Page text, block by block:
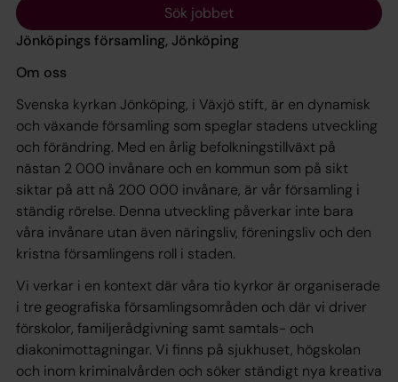
Sök jobbet
Jönköpings församling, Jönköping
Om oss
Svenska kyrkan Jönköping, i Växjö stift, är en dynamisk
och växande församling som speglar stadens utveckling
och förändring. Med en årlig befolkningstillväxt på
nästan 2 000 invånare och en kommun som på sikt
siktar på att nå 200 000 invånare, är vår församling i
ständig rörelse. Denna utveckling påverkar inte bara
våra invånare utan även näringsliv, föreningsliv och den
kristna församlingens roll i staden.
Vi verkar i en kontext där våra tio kyrkor är organiserade
i tre geografiska församlingsområden och där vi driver
förskolor, familjerådgivning samt samtals- och
diakonimottagningar. Vi finns på sjukhuset, högskolan
och inom kriminalvården och söker ständigt nya kreativa